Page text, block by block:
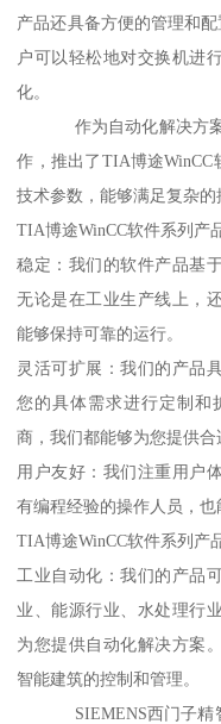
产品还具备方便的管理和
户可以轻松地对交换机进
化。
作为自动化解决方案供
作，推出了TIA博途
技术参数，能够满足复杂的
TIA博途WinCC软件系列产
稳定：我们的软件产品基
无论是在工业生产线上，
能够保持可靠的运行。
灵活可扩展：我们的产品
您的具体需求进行定制和
商，我们都能够为您提供合
用户友好：我们注重用户
有编程经验的操作人员，也
TIA博途WinCC软件系列产
工业自动化：我们的产品
业、能源行业、水处理行
为您提供自动化解决方案
智能建筑的控制和管理。
SIEMENS西门子精智